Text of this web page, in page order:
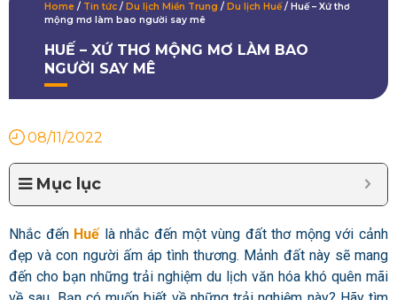
Home / Tin tức / Du lịch Miền Trung / Du lịch Huế / Huế – Xứ thơ
mộng mơ làm bao người say mê
HUẾ – XỨ THƠ MỘNG MƠ LÀM BAO
NGƯỜI SAY MÊ
08/11/2022
Mục lục
Nhắc đến Huế là nhắc đến một vùng đất thơ mộng với cảnh
đẹp và con người ấm áp tình thương. Mảnh đất này sẽ mang
đến cho bạn những trải nghiệm du lịch văn hóa khó quên mãi